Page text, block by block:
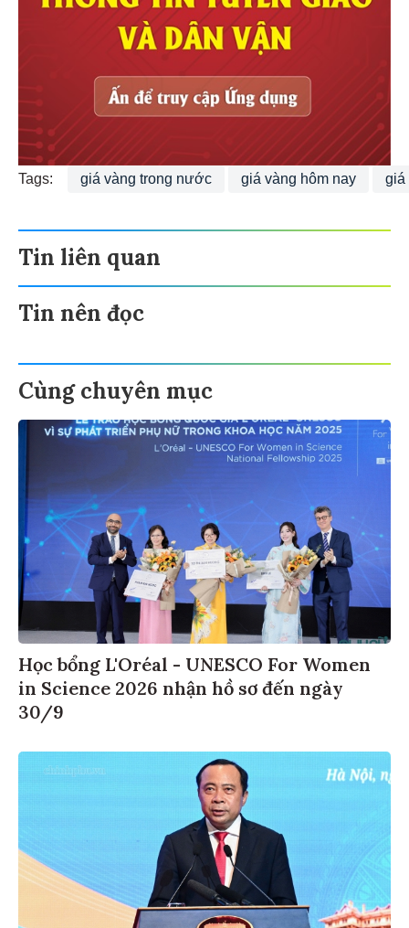
Tags: giá vàng trong nước giá vàng hôm nay giá
Tin liên quan
Tin nên đọc
Cùng chuyên mục
Học bổng L'Oréal - UNESCO For Women
in Science 2026 nhận hồ sơ đến ngày
30/9